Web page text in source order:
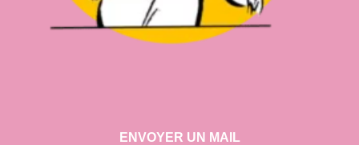
ENVOYER UN MAIL